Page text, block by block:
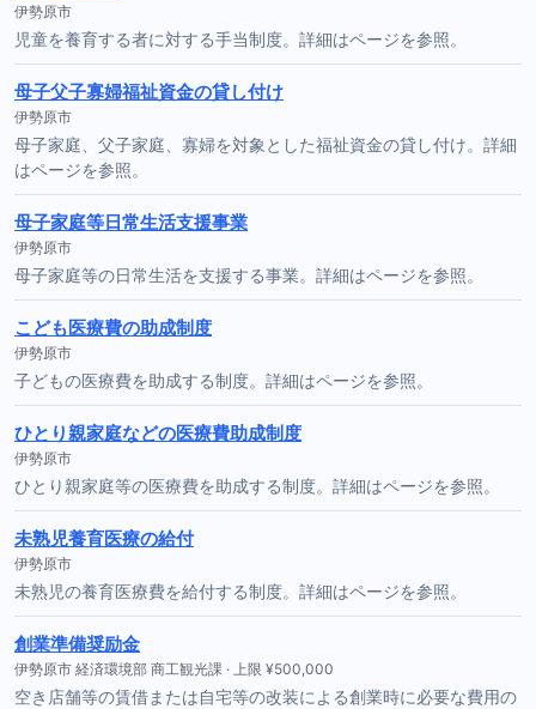
伊勢原市
児童を養育する者に対する手当制度。詳細はページを参照。
母子父子寡婦福祉資金の貸し付け
伊勢原市
母子家庭、父子家庭、寡婦を対象とした福祉資金の貸し付け。詳細
はページを参照。
母子家庭等日常生活支援事業
伊勢原市
母子家庭等の日常生活を支援する事業。詳細はページを参照。
こども医療費の助成制度
伊勢原市
子どもの医療費を助成する制度。詳細はページを参照。
ひとり親家庭などの医療費助成制度
伊勢原市
ひとり親家庭等の医療費を助成する制度。詳細はページを参照。
未熟児養育医療の給付
伊勢原市
未熟児の養育医療費を給付する制度。詳細はページを参照。
創業準備奨励金
伊勢原市 経済環境部 商工観光課 · 上限 ¥500,000
空き店舗等の賃借または自宅等の改装による創業時に必要な費用の